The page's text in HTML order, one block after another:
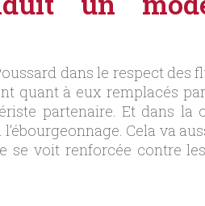
dans le respect
quant à eux remplacés
partenaire. Et dans
Cela va
voit renforcée contre